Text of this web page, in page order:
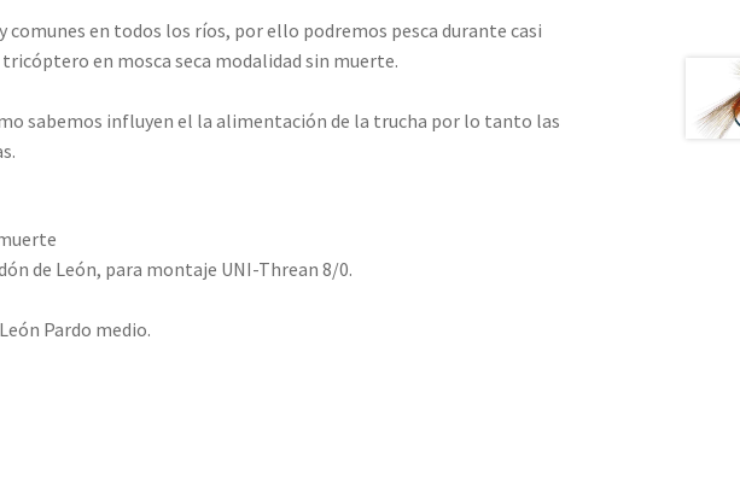
en todos los ríos, por ello podremos pesca durante casi
en mosca seca modalidad sin muerte.
sabemos influyen el la alimentación de la trucha por lo tanto las
de León, para montaje UNI-Threan 8/0.
Pardo medio.